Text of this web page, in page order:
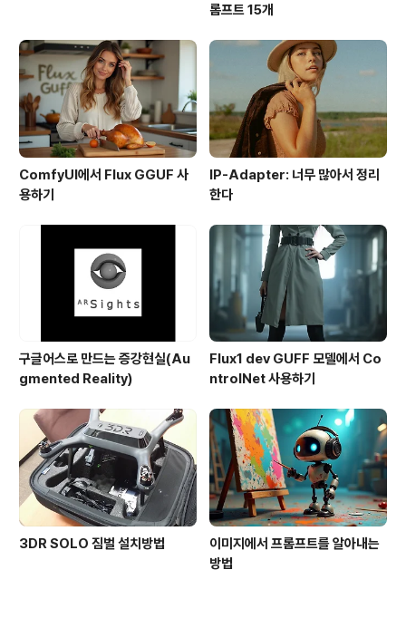
롬프트 15개
ComfyUI에서 Flux GGUF 사
용하기
IP-Adapter: 너무 많아서 정리
한다
구글어스로 만드는 증강현실(Au
gmented Reality)
Flux1 dev GUFF 모델에서 Co
ntrolNet 사용하기
3DR SOLO 짐벌 설치방법
이미지에서 프롬프트를 알아내는
방법